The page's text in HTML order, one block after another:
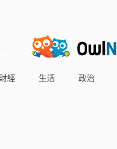
財經 生活 政治